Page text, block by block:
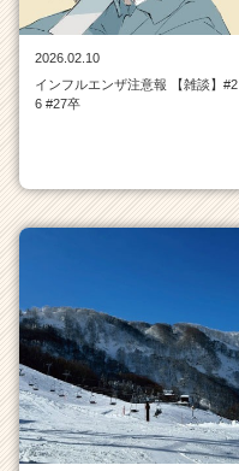
2026.02.10
インフルエンザ注意報 【雑談】#2
6 #27卒